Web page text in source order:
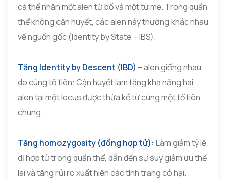
cá thể nhận một alen từ bố và một từ mẹ. Trong quần
thể không cận huyết, các alen này thường khác nhau
về nguồn gốc (Identity by State – IBS).
Tăng Identity by Descent (IBD) – alen giống nhau
do cùng tổ tiên: Cận huyết làm tăng khả năng hai
alen tại một locus được thừa kế từ cùng một tổ tiên
chung.
Tăng homozygosity (đồng hợp tử): Làm giảm tỷ lệ
dị hợp tử trong quần thể, dẫn đến sự suy giảm ưu thế
lai và tăng rủi ro xuất hiện các tính trạng có hại.